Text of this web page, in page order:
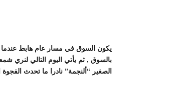
يكون السوق في مسار عام هابط عندما
بالسوق , ثم يأتي اليوم التالي لنري
الصغير “ألنجمة” نادرا ما تحدث